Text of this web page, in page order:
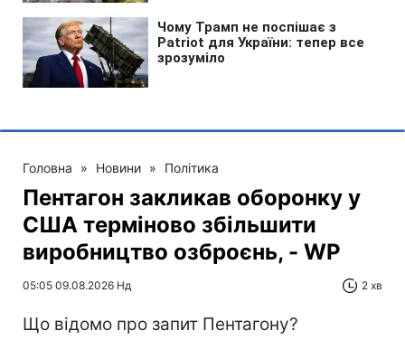
Головна » Новини » Політика
Пентагон закликав оборонку у
США терміново збільшити
виробництво озброєнь, - WP
05:05 09.08.2026 Нд 2 хв
Що відомо про запит Пентагону?